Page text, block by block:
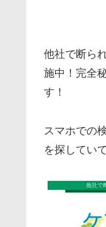
他社で断ら
施中！完全
す！
スマホでの
を探してい